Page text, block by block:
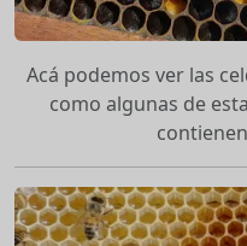
Acá podemos ver las
como algunas de